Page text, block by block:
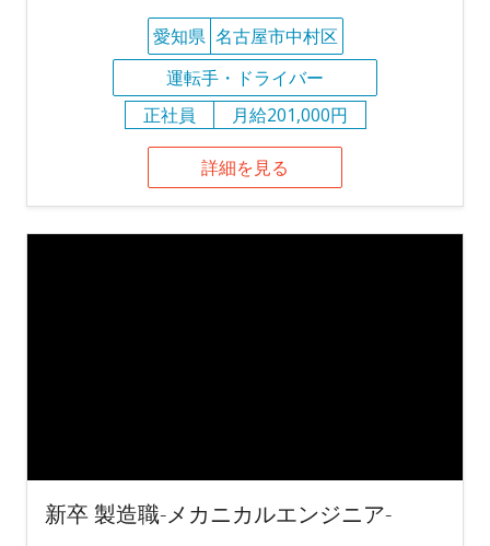
愛知県 名古屋市中村区
運転手・ドライバー
正社員
月給201,000円
詳細を見る
新卒 製造職-メカニカルエンジニア-